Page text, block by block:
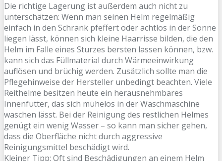
Die richtige Lagerung ist außerdem auch nicht zu
unterschätzen: Wenn man seinen Helm regelmäßig
einfach in den Schrank pfeffert oder achtlos in der Sonne
liegen lässt, können sich kleine Haarrisse bilden, die den
Helm im Falle eines Sturzes bersten lassen können, bzw.
kann sich das Füllmaterial durch Wärmeeinwirkung
auflösen und brüchig werden. Zusätzlich sollte man die
Pflegehinweise der Hersteller unbedingt beachten. Viele
Reithelme besitzen heute ein herausnehmbares
Innenfutter, das sich mühelos in der Waschmaschine
waschen lässt. Bei der Reinigung des restlichen Helmes
genügt ein wenig Wasser – so kann man sicher gehen,
dass die Oberfläche nicht durch aggressive
Reinigungsmittel beschädigt wird.
Kleiner Tipp: Oft sind Beschädigungen an einem Helm